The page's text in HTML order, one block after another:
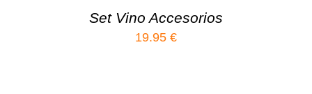
Set Vino Accesorios
19.95 €